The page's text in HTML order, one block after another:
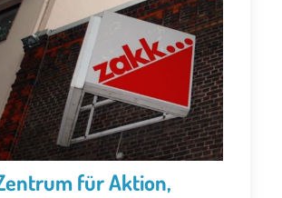
für Aktion,